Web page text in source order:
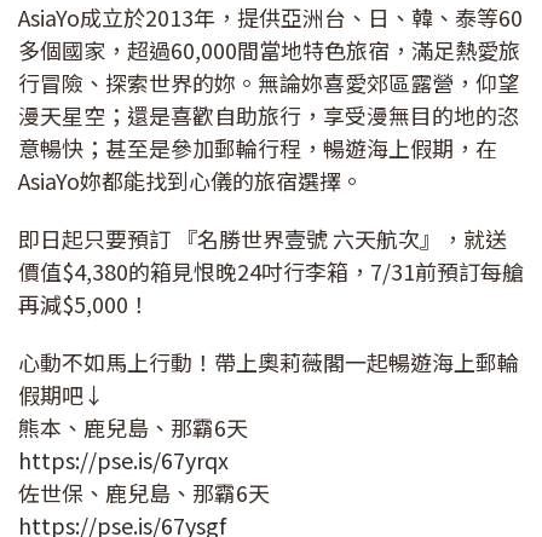
AsiaYo成立於2013年，提供亞洲台、日、韓、泰等60
多個國家，超過60,000間當地特色旅宿，滿足熱愛旅
行冒險、探索世界的妳。無論妳喜愛郊區露營，仰望
漫天星空；還是喜歡自助旅行，享受漫無目的地的恣
意暢快；甚至是參加郵輪行程，暢遊海上假期，在
AsiaYo妳都能找到心儀的旅宿選擇。
即日起只要預訂 『名勝世界壹號 六天航次』，就送
價值$4,380的箱見恨晚24吋行李箱，7/31前預訂每艙
再減$5,000！
心動不如馬上行動！帶上奧莉薇閣一起暢遊海上郵輪
假期吧↓
熊本、鹿兒島、那霸6天
https://pse.is/67yrqx
佐世保、鹿兒島、那霸6天
https://pse.is/67ysgf